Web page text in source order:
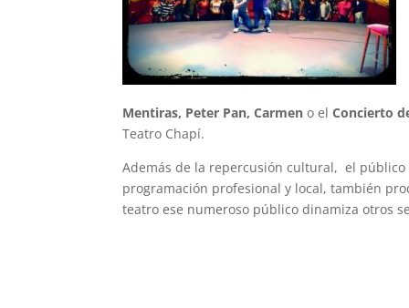
Mentiras, Peter Pan, Carmeno el Concierto
Teatro Chapí.
Además de la repercusión cultural, el
programación profesional y local, también
teatro ese numeroso público dinamiza otros